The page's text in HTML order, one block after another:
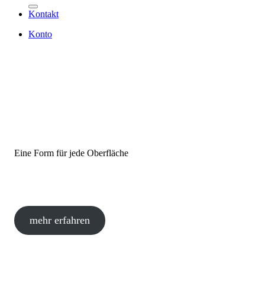
Kontakt
Konto
Eine Form für jede Oberfläche
mehr erfahren